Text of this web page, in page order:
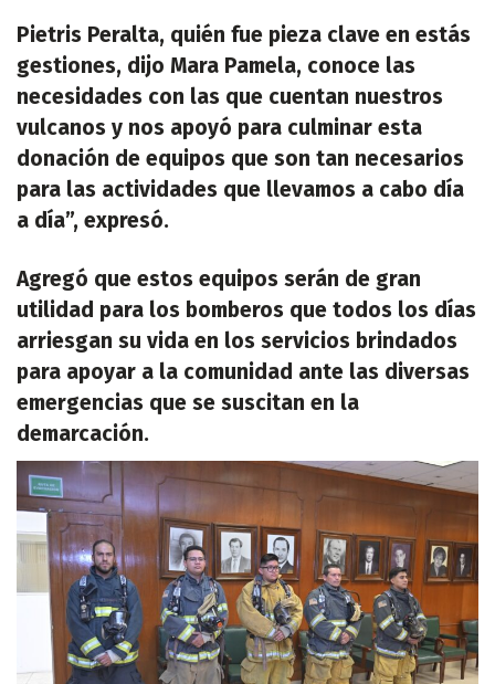
Pietris Peralta, quién fue pieza clave en estás
gestiones, dijo Mara Pamela, conoce las
necesidades con las que cuentan nuestros
vulcanos y nos apoyó para culminar esta
donación de equipos que son tan necesarios
para las actividades que llevamos a cabo día
a día”, expresó.
Agregó que estos equipos serán de gran
utilidad para los bomberos que todos los días
arriesgan su vida en los servicios brindados
para apoyar a la comunidad ante las diversas
emergencias que se suscitan en la
demarcación.